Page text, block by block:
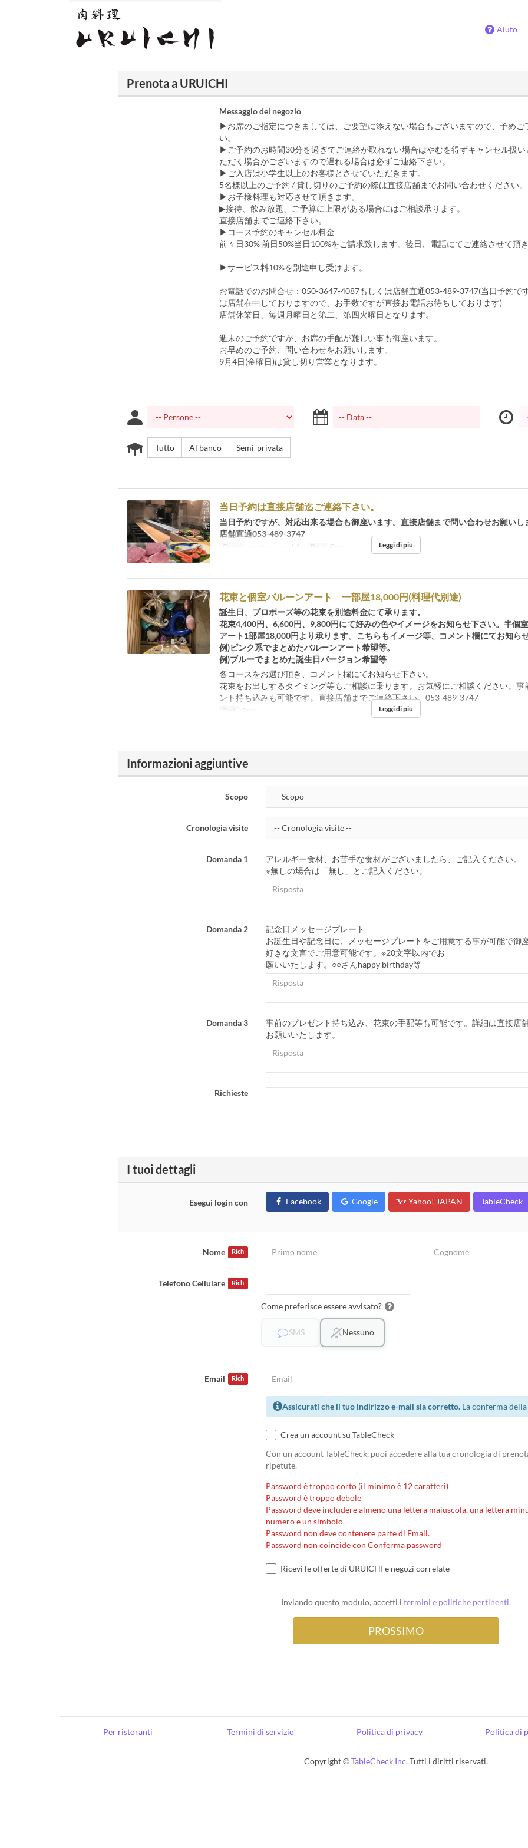
Aiuto
Prenota a URUICHI
Messaggio del negozio
▶お席のご指定につきましては、ご要望に添えない場合もございますので、予めご
い。
▶ご予約のお時間30分を過ぎてご連絡が取れない場合はやむを得ずキャンセル扱い
ただく場合がございますので遅れる場合は必ずご連絡下さい。
▶ご入店は小学生以上のお客様とさせていただきます。
5名様以上のご予約 / 貸し切りのご予約の際は直接店舗までお問い合わせください。
▶︎お子様料理も対応させて頂きます。
▶︎接待、飲み放題、ご予算に上限がある場合にはご相談承ります。
直接店舗までご連絡下さい。
▶︎コース予約のキャンセル料金
前々日30% 前日50%当日100%をご請求致します。後日、電話にてご連絡させて頂き
▶サービス料10%を別途申し受けます。
お電話でのお問合せ：050-3647-4087もしくは店舗直通053-489-3747(当日予約で
は店舗在中しておりますので、お手数ですが直接お電話お待ちしております)
店舗休業日、毎週月曜日と第二、第四火曜日となります。
週末のご予約ですが、お席の手配が難しい事も御座います。
お早めのご予約、問い合わせをお願いします。
9月4日(金曜日)は貸し切り営業となります。
Tutto Al banco Semi-privata
当日予約は直接店舗迄ご連絡下さい。
当日予約ですが、対応出来る場合も御座います。直接店舗まで問い合わせお願いし
店舗直通053-489-3747
Giorni ma, me, g, v, s, d, fer Pasti Cena Leggi di più
花束と個室バルーンアート 一部屋18,000円(料理代別途)
誕生日、プロポーズ等の花束を別途料金にて承ります。
花束4,400円、6,600円、9,800円にて好みの色やイメージをお知らせ下さい。半個
アート1部屋18,000円より承ります。こちらもイメージ等、コメント欄にてお知らせ
例)ピンク系でまとめたバルーンアート希望等。
例)ブルーでまとめた誕生日バージョン希望等
各コースをお選び頂き、コメント欄にてお知らせ下さい。
花束をお出しするタイミング等もご相談に乗ります。お気軽にご相談ください。事
ント持ち込みも可能です。直接店舗までご連絡下さい。053-489-3747
Pasti Cena Leggi di più
Informazioni aggiuntive
Scopo
Cronologia visite
Domanda 1
アレルギー食材、お苦手な食材がございましたら、ご記入ください。
※無しの場合は「無し」とご記入ください。
Domanda 2
記念日メッセージプレート
お誕生日や記念日に、メッセージプレートをご用意する事が可能で御
好きな文言でご用意可能です。※20文字以内でお
願いいたします。○○さんhappy birthday等
Domanda 3
事前のプレゼント持ち込み、花束の手配等も可能です。詳細は直接店
お願いいたします。
Richieste
I tuoi dettagli
Esegui login con Facebook Google Yahoo! JAPAN TableCheck
Nome Rich
Telefono Cellulare Rich
Come preferisce essere avvisato?
SMS Nessuno
Email Rich
Assicurati che il tuo indirizzo e-mail sia corretto.La conferma
Crea un account su TableCheck
Con un account TableCheck, puoi accedere alla tua cronologia di
ripetute.
Password è troppo corto (il minimo è 12 caratteri)
Password è troppo debole
Password deve includere almeno una lettera maiuscola, una lettera
numero e un simbolo.
Password non deve contenere parte di Email.
Password non coincide con Conferma password
Ricevi le offerte di URUICHI e negozi correlate
Inviando questo modulo, accetti i termini e politiche pertinenti.
Per ristoranti Termini di servizio Politica di privacy Politica di
Copyright ©TableCheck Inc.Tutti i diritti riservati.